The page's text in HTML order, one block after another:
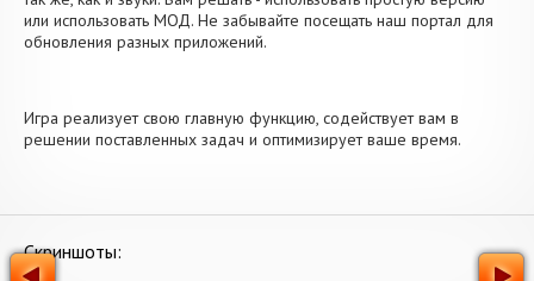
или использовать МОД. Не забывайте посещать наш портал для
обновления разных приложений.
Игра реализует свою главную функцию, содействует вам в
решении поставленных задач и оптимизирует ваше время.
Скриншоты: